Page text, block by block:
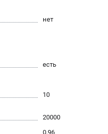
нет
есть
10
20000
0.96